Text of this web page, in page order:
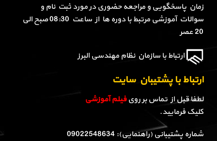
زمان پاسخگویی و مراجعه حضوری در مورد ثبت نام و
سوالات آموزشی مرتبط با دوره ها از ساعت 08:30 صبح الی
20 عصر
ارتباط با سازمان نظام مهندسی البرز
ارتباط با پشتیبان سایت
لطفا قبل از تماس بر رویفیلم آموزشی
کلیک فرمایید.
شماره پشتیبانی (راهنمایی): 09022548634